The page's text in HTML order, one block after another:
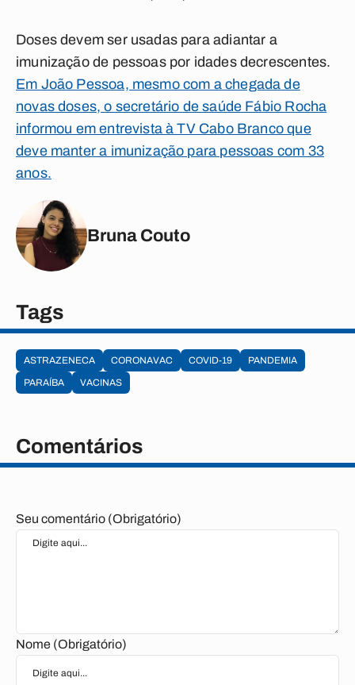
Doses devem ser usadas para adiantar a
imunização de pessoas por idades decrescentes.
Em João Pessoa, mesmo com a chegada de
novas doses, o secretário de saúde Fábio Rocha
informou em entrevista à TV Cabo Branco que
deve manter a imunização para pessoas com 33
anos.
Bruna Couto
Tags
ASTRAZENECA CORONAVAC COVID-19
PANDEMIA
PARAÍBA
VACINAS
Comentários
Seu comentário (Obrigatório)
Nome (Obrigatório)